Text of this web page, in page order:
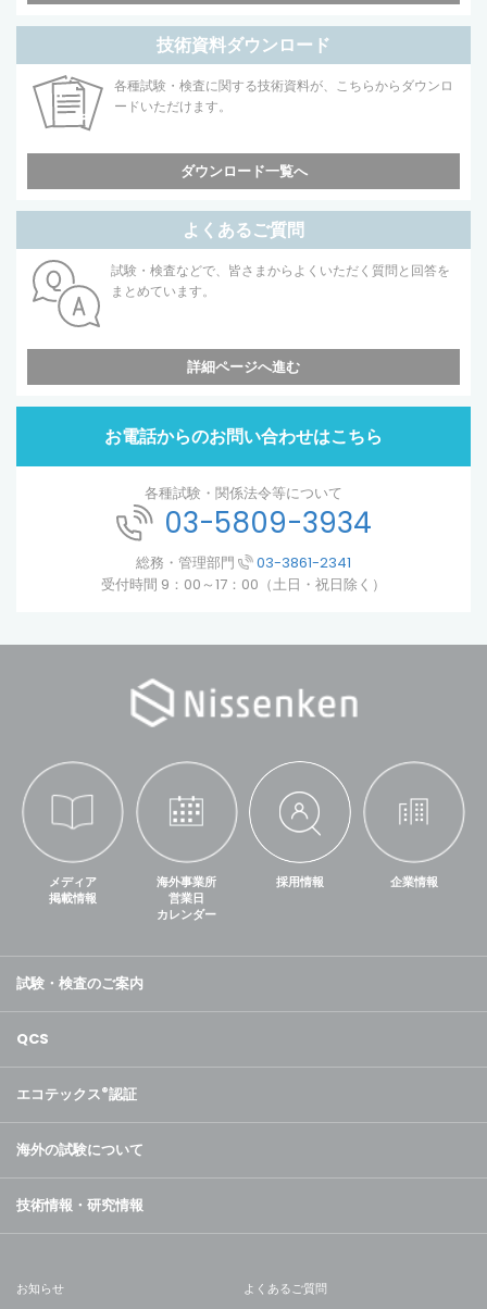
技術資料ダウンロード
各種試験・検査に関する技術資料が、こちらからダウンロ
ードいただけます。
ダウンロード一覧へ
よくあるご質問
試験・検査などで、皆さまからよくいただく質問と回答を
まとめています。
詳細ページへ進む
お電話からのお問い合わせはこちら
各種試験・関係法令等について
03-5809-3934
総務・管理部門
03-3861-2341
受付時間 9：00～17：00（土日・祝日除く）
メディア
掲載情報
海外事業所
営業日
カレンダー
採用情報 企業情報
試験・検査のご案内
QCS
エコテックス®認証
海外の試験について
技術情報・研究情報
お知らせ よくあるご質問